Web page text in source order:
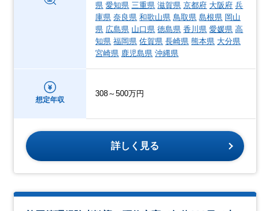
県 愛知県 三重県 滋賀県 京都府 大阪府 兵
庫県 奈良県 和歌山県 鳥取県 島根県 岡山
県 広島県 山口県 徳島県 香川県 愛媛県 高
知県 福岡県 佐賀県 長崎県 熊本県 大分県
宮崎県 鹿児島県 沖縄県
想定年収
308～500万円
詳しく見る